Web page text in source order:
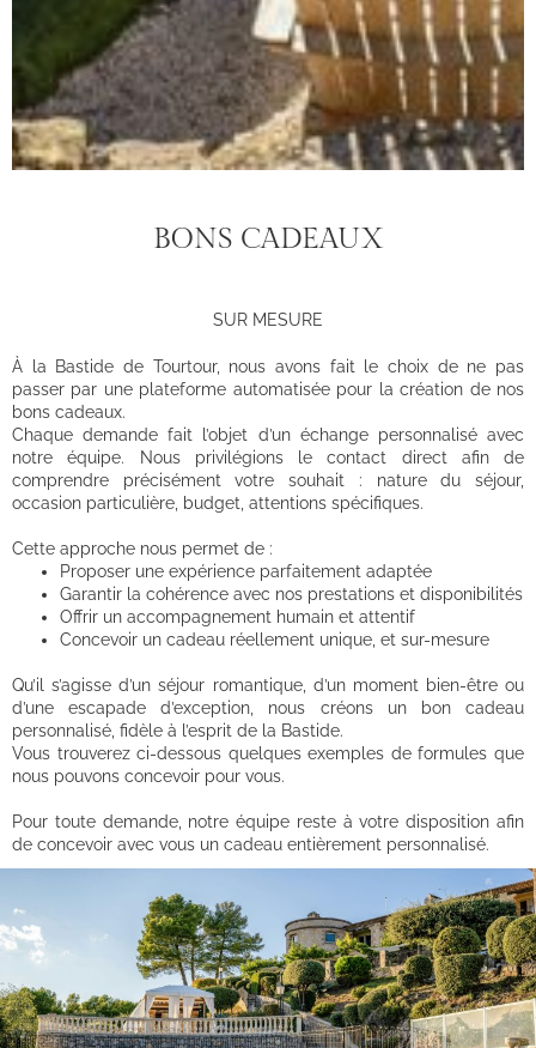
BONS CADEAUX
SUR MESURE
À la Bastide de Tourtour, nous avons fait le choix de ne pas
passer par une plateforme automatisée pour la création de nos
bons cadeaux.
Chaque demande fait l’objet d’un échange personnalisé avec
notre équipe. Nous privilégions le contact direct afin de
comprendre précisément votre souhait : nature du séjour,
occasion particulière, budget, attentions spécifiques.
Cette approche nous permet de :
Proposer une expérience parfaitement adaptée
Garantir la cohérence avec nos prestations et disponibilités
Offrir un accompagnement humain et attentif
Concevoir un cadeau réellement unique, et sur-mesure
Qu’il s’agisse d’un séjour romantique, d’un moment bien-être ou
d’une escapade d’exception, nous créons un bon cadeau
personnalisé, fidèle à l’esprit de la Bastide.
Vous trouverez ci-dessous quelques exemples de formules que
nous pouvons concevoir pour vous.
Pour toute demande, notre équipe reste à votre disposition afin
de concevoir avec vous un cadeau entièrement personnalisé.